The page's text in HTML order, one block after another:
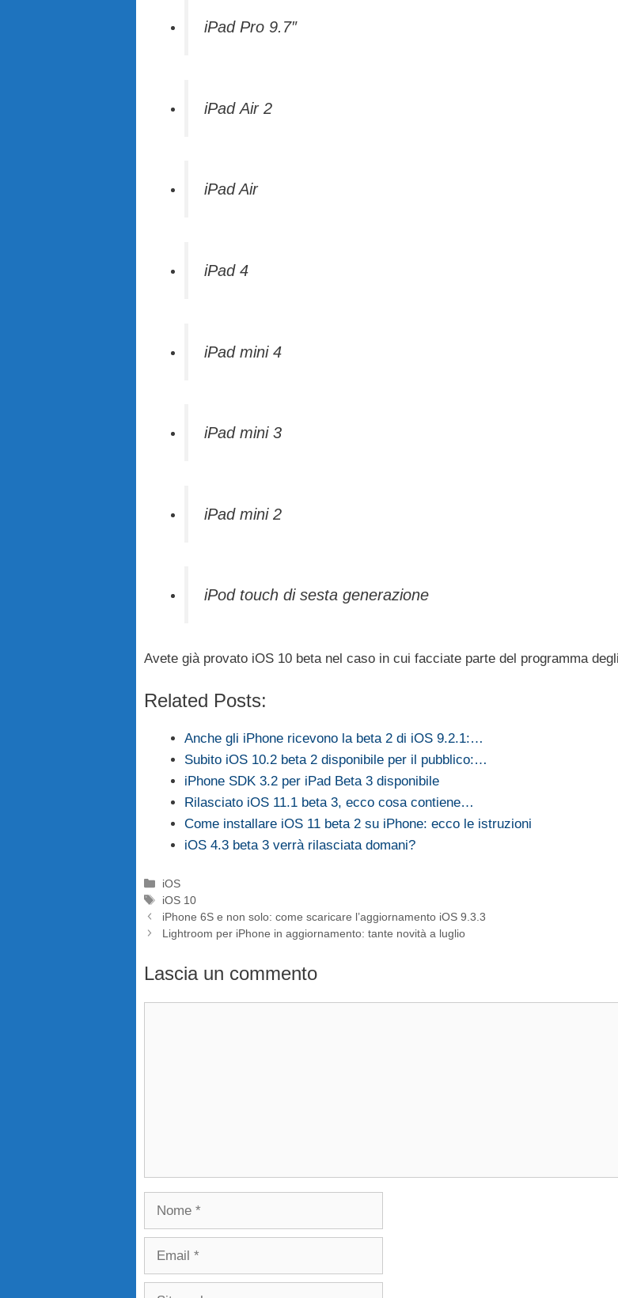
iPad Pro 9.7″
iPad Air 2
iPad Air
iPad 4
iPad mini 4
iPad mini 3
iPad mini 2
iPod touch di sesta generazione
Avete già provato iOS 10 beta nel caso in cui facciate parte del programma
Related Posts:
Anche gli iPhone ricevono la beta 2 di iOS 9.2.1:…
Subito iOS 10.2 beta 2 disponibile per il pubblico:…
iPhone SDK 3.2 per iPad Beta 3 disponibile
Rilasciato iOS 11.1 beta 3, ecco cosa contiene…
Come installare iOS 11 beta 2 su iPhone: ecco le istruzioni
iOS 4.3 beta 3 verrà rilasciata domani?
Categorie
iOS
Tag
iOS 10
iPhone 6S e non solo: come scaricare l’aggiornamento iOS 9.3.3
Lightroom per iPhone in aggiornamento: tante novità a luglio
Lascia un commento